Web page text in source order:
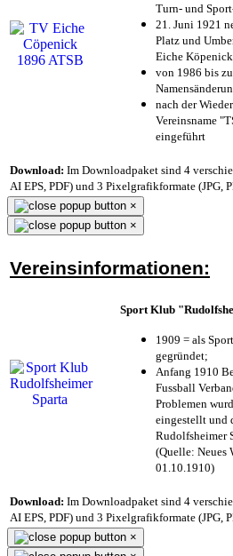
Turn- und
21. Juni 1921
Platz und
Eiche Köpenick
von 1986 bis
nach der
Vereinsname
eingeführt
Download: Im Downloadpaket sind 4
AI EPS, PDF) und 3 Pixelgrafikformate (JPG,
×
×
Vereinsinformationen:
Sport Klub
1909 = als
gegründet;
Anfang 1910
Fussball
Problemen
eingestellt und
Rudolfsheimer
(Quelle: Neues
01.10.1910)
Download: Im Downloadpaket sind 4
AI EPS, PDF) und 3 Pixelgrafikformate (JPG,
×